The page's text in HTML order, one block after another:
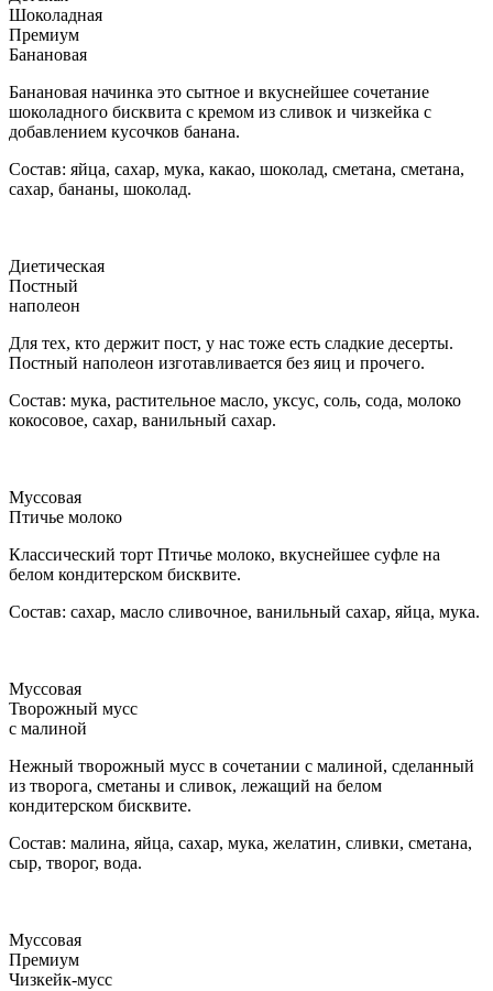
Шоколадная
Премиум
Банановая
Банановая начинка это сытное и вкуснейшее сочетание
шоколадного бисквита с кремом из сливок и чизкейка с
добавлением кусочков банана.
Состав: яйца, сахар, мука, какао, шоколад, сметана, сметана,
сахар, бананы, шоколад.
Диетическая
Постный
наполеон
Для тех, кто держит пост, у нас тоже есть сладкие десерты.
Постный наполеон изготавливается без яиц и прочего.
Состав: мука, растительное масло, уксус, соль, сода, молоко
кокосовое, сахар, ванильный сахар.
Муссовая
Птичье молоко
Классический торт Птичье молоко, вкуснейшее суфле на
белом кондитерском бисквите.
Состав: сахар, масло сливочное, ванильный сахар, яйца, мука.
Муссовая
Творожный мусс
с малиной
Нежный творожный мусс в сочетании с малиной, сделанный
из творога, сметаны и сливок, лежащий на белом
кондитерском бисквите.
Состав: малина, яйца, сахар, мука, желатин, сливки, сметана,
сыр, творог, вода.
Муссовая
Премиум
Чизкейк-мусс